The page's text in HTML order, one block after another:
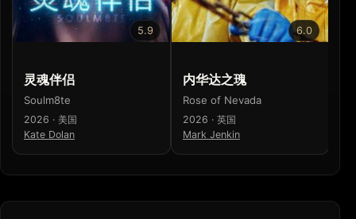
5.9
灵魂伴侣
Soulm8te
2026 · 美国
Kate Dolan
6.0
内华达之瑰
Rose of Nevada
2026 · 英国
Mark Jenkin